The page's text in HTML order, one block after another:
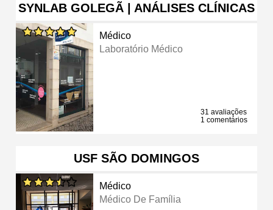
SYNLAB GOLEGÃ | ANÁLISES CLÍNICAS
Médico
Laboratório Médico
31 avaliações
1 comentários
USF SÃO DOMINGOS
Médico
Médico De Família